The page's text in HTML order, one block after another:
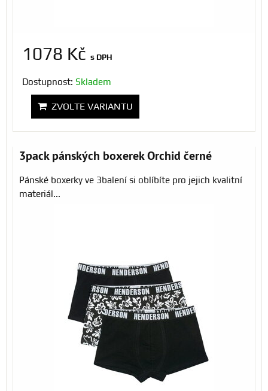
1078 Kč s DPH
Dostupnost: Skladem
ZVOLTE VARIANTU
3pack pánských boxerek Orchid černé
Pánské boxerky ve 3balení si oblíbíte pro jejich kvalitní
materiál...